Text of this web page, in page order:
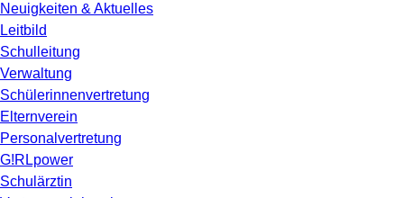
Neuigkeiten & Aktuelles
Leitbild
Schulleitung
Verwaltung
Schülerinnenvertretung
Elternverein
Personalvertretung
G!RLpower
Schulärztin